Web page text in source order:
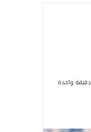
دقيقة واحدة